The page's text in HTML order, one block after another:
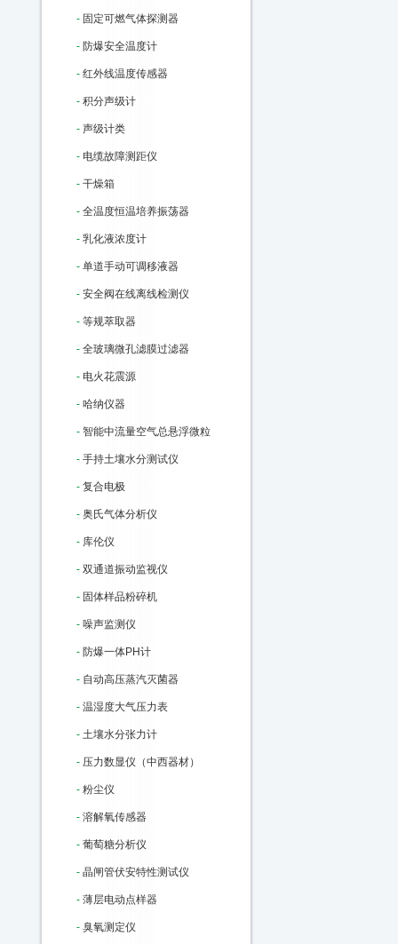
- 固定可燃气体探测器
- 防爆安全温度计
- 红外线温度传感器
- 积分声级计
- 声级计类
- 电缆故障测距仪
- 干燥箱
- 全温度恒温培养振荡器
- 乳化液浓度计
- 单道手动可调移液器
- 安全阀在线离线检测仪
- 等规萃取器
- 全玻璃微孔滤膜过滤器
- 电火花震源
- 哈纳仪器
- 智能中流量空气总悬浮微粒
- 手持土壤水分测试仪
- 复合电极
- 奥氏气体分析仪
- 库伦仪
- 双通道振动监视仪
- 固体样品粉碎机
- 噪声监测仪
- 防爆一体PH计
- 自动高压蒸汽灭菌器
- 温湿度大气压力表
- 土壤水分张力计
- 压力数显仪（中西器材）
- 粉尘仪
- 溶解氧传感器
- 葡萄糖分析仪
- 晶闸管伏安特性测试仪
- 薄层电动点样器
- 臭氧测定仪